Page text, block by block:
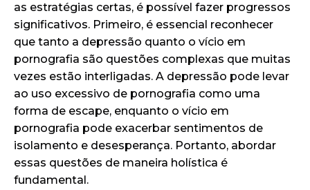
as estratégias certas, é possível fazer progressos
significativos. Primeiro, é essencial reconhecer
que tanto a depressão quanto o vício em
pornografia são questões complexas que muitas
vezes estão interligadas. A depressão pode levar
ao uso excessivo de pornografia como uma
forma de escape, enquanto o vício em
pornografia pode exacerbar sentimentos de
isolamento e desesperança. Portanto, abordar
essas questões de maneira holística é
fundamental.